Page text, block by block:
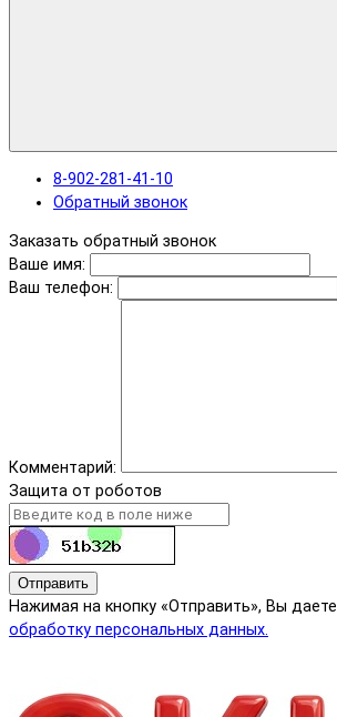
8-902-281-41-10
Обратный звонок
Заказать обратный звонок
Ваше имя:
Ваш телефон:
Комментарий:
Защита от роботов
Отправить
Нажимая на кнопку «Отправить», Вы даете
обработку персональных данных.